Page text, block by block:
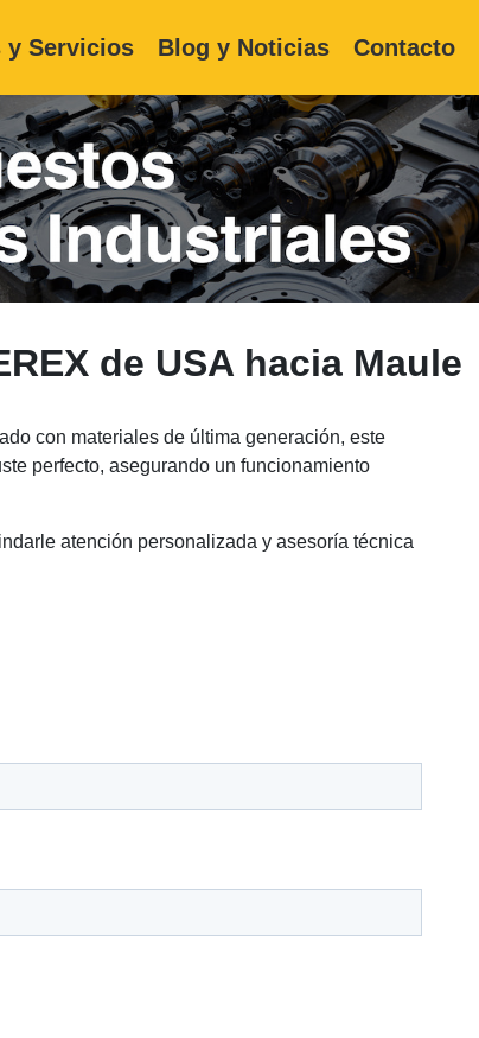
y Servicios Blog y Noticias Contacto
de USA hacia Maule
con materiales de última generación, este
perfecto, asegurando un funcionamiento
atención personalizada y asesoría técnica